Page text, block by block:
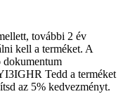
további 2 év
kell a terméket. A
dokumentum
Tedd a terméket
az 5% kedvezményt.